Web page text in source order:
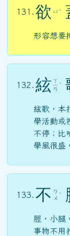
131. 欲 ㄩ ˋ
形容想要
132. 絃 ㄒ
ㄧ
ㄢ
ˊ
絃歌，本
學活動或
不停；比
學風很盛
133. 不 ㄅ
ㄨ ˋ
脛，小腿
事物不用